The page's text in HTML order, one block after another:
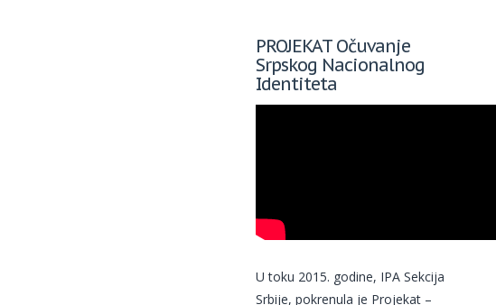
PROJEKAT Očuvanje
Srpskog Nacionalnog
Identiteta
U toku 2015. godine, IPA Sekcija
Srbije, pokrenula je Projekat –